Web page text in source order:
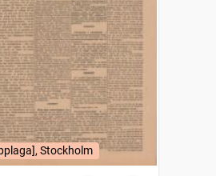
Stockholm